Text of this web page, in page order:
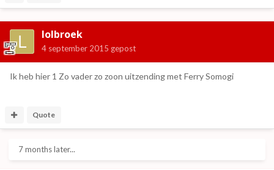
lolbroek
4 september 2015 gepost
Ik heb hier 1 Zo vader zo zoon uitzending met Ferry Somogi
Quote
7 months later...